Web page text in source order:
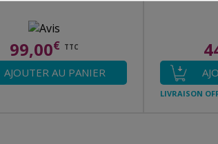
99,00€ TTC
AJOUTER AU PANIER
LIVRAISON